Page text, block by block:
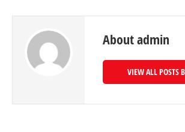
About admin
VIEW ALL POSTS